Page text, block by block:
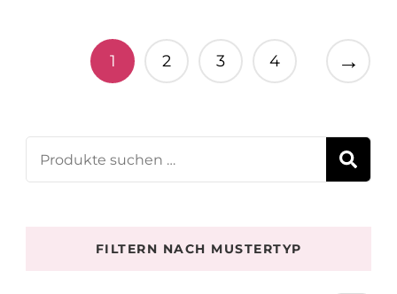
1 2 3 4 →
Suchen
nach:
FILTERN NACH MUSTERTYP